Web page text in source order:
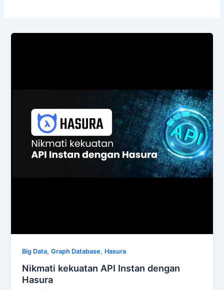
Big Data,Graph Database, Hasura
Nikmati kekuatan API Instan dengan
Hasura